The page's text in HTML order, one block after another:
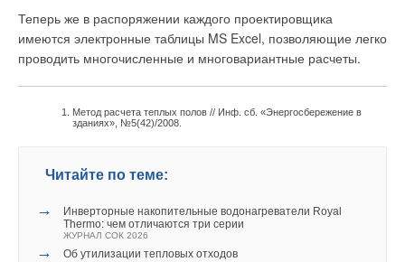
Теперь же в распоряжении каждого проектировщика
имеются электронные таблицы MS Excel, позволяющие легко
проводить многочисленные и многовариантные расчеты.
Метод расчета теплых полов // Инф. сб. «Энергосбережение в
зданиях», №5(42)/2008.
Читайте по теме:
→
Инверторные накопительные водонагреватели Royal
Thermo: чем отличаются три серии
ЖУРНАЛ СОК 2026
→ Об утилизации тепловых отходов
Иваненко (“Витрикс-Комфорт”). — В этом сезоне из 176
квартир попробовать согласились сорок. Сперва результат
оказался обратным ожидаемому: потребление некоторых
квартир доходило до 4 Гкал в месяц. А виной всему —
непродуманное отношение к использованию тепла.
Пришлось проводить для собственников обучение,
например, объяснять, что вместо того, чтобы лишний раз
терморегулятор на батарее. А на ночь ее (к примеру, на
смысл восторжествовал: по итогам отопительного сезона
экономия в целом по дому составила около 15 процентов, и
это результат оснащения индивидуальными